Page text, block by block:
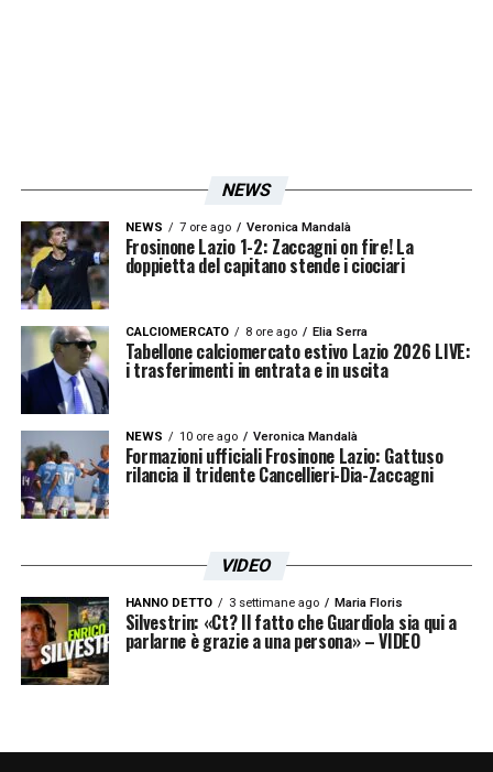
NEWS
NEWS 7 ore ago Veronica Mandalà
Frosinone Lazio 1-2: Zaccagni on fire! La
doppietta del capitano stende i ciociari
CALCIOMERCATO 8 ore ago Elia Serra
Tabellone calciomercato estivo Lazio 2026 LIVE:
i trasferimenti in entrata e in uscita
NEWS 10 ore ago Veronica Mandalà
Formazioni ufficiali Frosinone Lazio: Gattuso
rilancia il tridente Cancellieri-Dia-Zaccagni
VIDEO
HANNO DETTO 3 settimane ago Maria Floris
Silvestrin: «Ct? Il fatto che Guardiola sia qui a
parlarne è grazie a una persona» – VIDEO